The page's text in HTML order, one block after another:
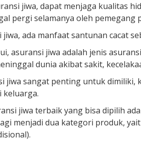
jiwa, dapat menjaga kualitas
pergi selamanya oleh pemegang
jiwa, ada manfaat santunan cacat
asuransi jiwa adalah jenis
dunia akibat sakit,
jiwa sangat penting untuk dimiliki,
keluarga.
jiwa terbaik yang bisa dipilih
menjadi dua kategori produk,